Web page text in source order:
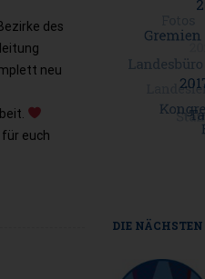
des
neu
euch
DIE